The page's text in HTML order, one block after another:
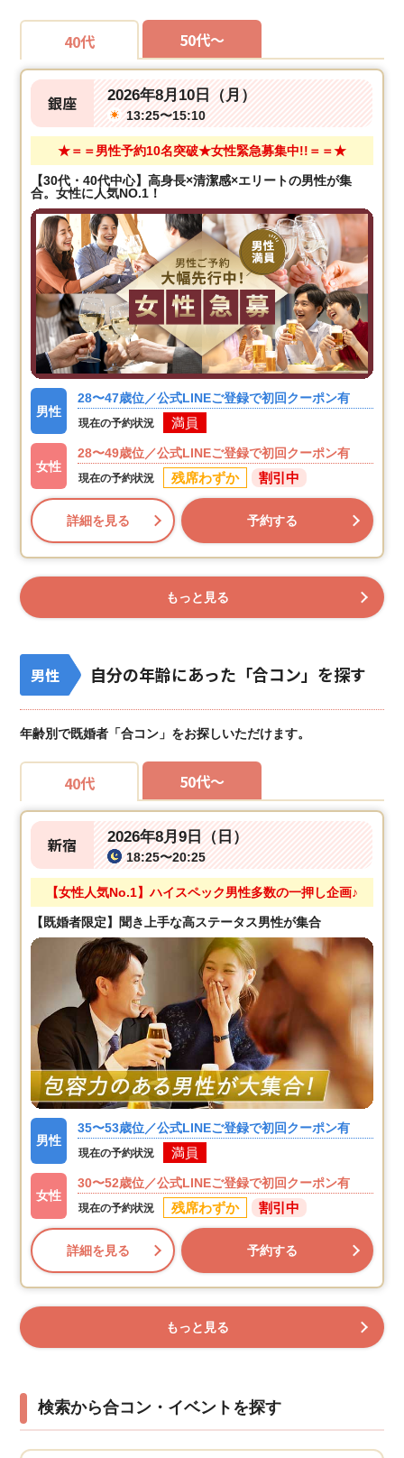
40代 50代～
銀座 2026年8月10日（月）
13:25〜15:10
★＝＝男性予約10名突破★女性緊急募集中!!＝＝★
【30代・40代中心】高身長×清潔感×エリートの男性が集
合。女性に人気NO.1！
男性
28〜47歳位／公式LINEご登録で初回クーポン有
現在の予約状況 満員
女性
28〜49歳位／公式LINEご登録で初回クーポン有
現在の予約状況 残席わずか 割引中
詳細を見る 予約する
もっと見る
男性 自分の年齢にあった「合コン」を探す
年齢別で既婚者「合コン」をお探しいただけます。
40代 50代～
新宿 2026年8月9日（日）
18:25〜20:25
【女性人気No.1】ハイスペック男性多数の一押し企画♪
【既婚者限定】聞き上手な高ステータス男性が集合
男性
35〜53歳位／公式LINEご登録で初回クーポン有
現在の予約状況 満員
女性
30〜52歳位／公式LINEご登録で初回クーポン有
現在の予約状況 残席わずか 割引中
詳細を見る 予約する
もっと見る
検索から合コン・イベントを探す